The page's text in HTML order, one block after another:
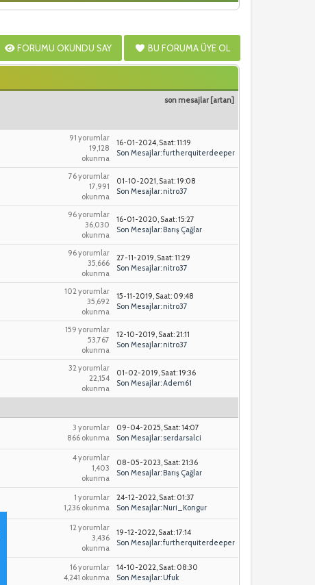
FORUMU OKUNDU SAY BU FORUMA ÜYE OL
son mesajlar [artan]
91 yorumlar
19,128
okunma
16-01-2024, Saat: 11:19
Son Mesajlar:furtherquiterdeeper
76 yorumlar
17,991
okunma
01-10-2021, Saat: 19:08
Son Mesajlar: nitro37
96 yorumlar
36,030
okunma
16-01-2020, Saat: 15:27
Son Mesajlar: Barış Çağlar
96 yorumlar
35,666
okunma
27-11-2019, Saat: 11:29
Son Mesajlar: nitro37
102 yorumlar
35,692
okunma
15-11-2019, Saat: 09:48
Son Mesajlar: nitro37
159 yorumlar
53,767
okunma
12-10-2019, Saat: 21:11
Son Mesajlar: nitro37
32 yorumlar
22,154
okunma
01-02-2019, Saat: 19:36
Son Mesajlar:Adem61
3 yorumlar
866 okunma
09-04-2025, Saat: 14:07
Son Mesajlar: serdarsalci
4 yorumlar
1,403
okunma
08-05-2023, Saat: 21:36
Son Mesajlar: Barış Çağlar
1 yorumlar
1,236 okunma
24-12-2022, Saat: 01:37
Son Mesajlar: Nuri_Kongur
12 yorumlar
3,436
okunma
19-12-2022, Saat: 17:14
Son Mesajlar:furtherquiterdeeper
16 yorumlar
4,241 okunma
14-10-2022, Saat: 08:30
Son Mesajlar: Ufuk